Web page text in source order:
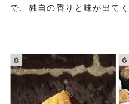
で、独自の香りと味が出て